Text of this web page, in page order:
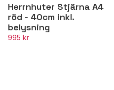
Herrnhuter Stjärna A4
röd - 40cm inkl.
belysning
995 kr